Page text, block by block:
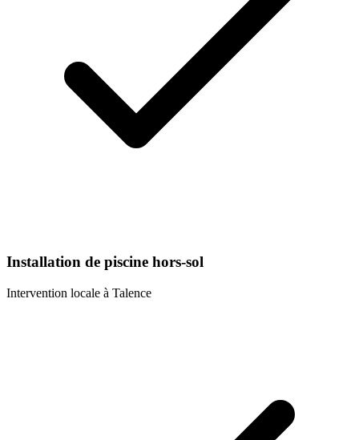
Installation de piscine hors-sol
Intervention locale à Talence